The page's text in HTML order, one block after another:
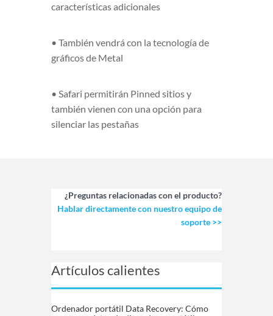
características adicionales
• También vendrá con la tecnología de
gráficos de Metal
• Safari permitirán Pinned sitios y
también vienen con una opción para
silenciar las pestañas
¿Preguntas relacionadas con el producto?
Hablar directamente con nuestro equipo de
soporte >>
Artículos calientes
Ordenador portátil Data Recovery: Cómo